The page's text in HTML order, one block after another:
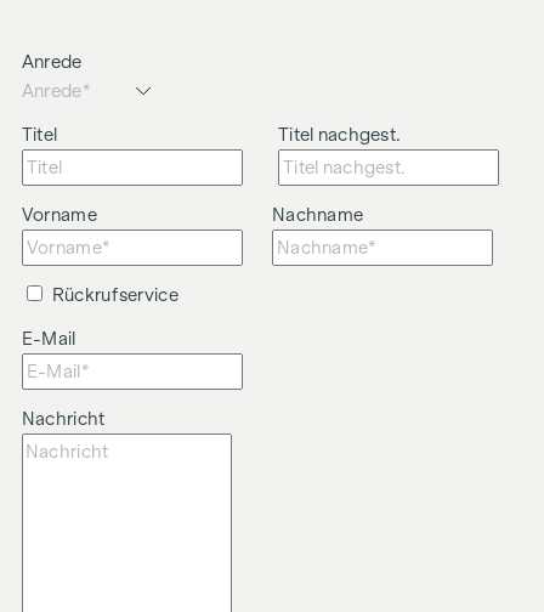
Offener Wohn-, Ess- und Küchenbereich
Großzügige Raumhöhe
Hohe Mietnachfrage
dem zu vermittelnden Dritten ein familiäres oder
wirtschaftliches Naheverhältnis besteht.
Der Vermittler ist als Doppelmakler tätig.
Anrede
Titel Titel nachgest.
Vorname Nachname
Rückrufservice
E-Mail
Nachricht